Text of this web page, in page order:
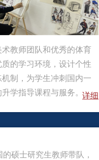
教师团队和优秀的体育
的学习环境，设计个性
制，为学生冲刺国内一
学指导课程与服务。详细
硕士研究生教师带队，